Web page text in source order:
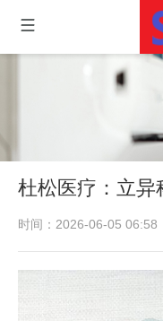
杜松医疗：立异
时间：2026-06-05 06:58